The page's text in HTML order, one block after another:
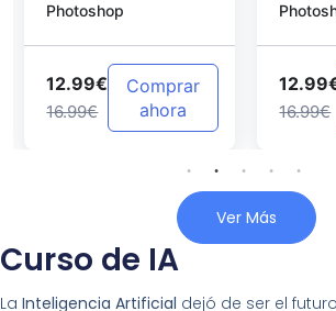
Photoshop
Photoshop
12.99€
16.99€
Comprar
ahora
16.99€
Ver Más
Curso de IA
La Inteligencia Artificial dejó de ser el